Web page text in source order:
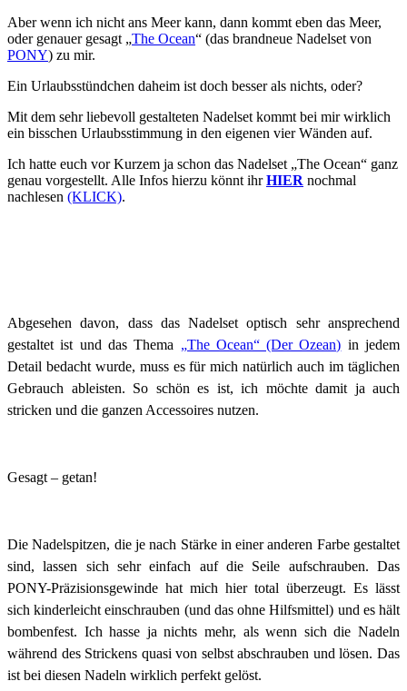
Aber wenn ich nicht ans Meer kann, dann kommt eben das Meer,
oder genauer gesagt „The Ocean“ (das brandneue Nadelset von
PONY) zu mir.
Ein Urlaubsstündchen daheim ist doch besser als nichts, oder?
Mit dem sehr liebevoll gestalteten Nadelset kommt bei mir wirklich
ein bisschen Urlaubsstimmung in den eigenen vier Wänden auf.
Ich hatte euch vor Kurzem ja schon das Nadelset „The Ocean“ ganz
genau vorgestellt. Alle Infos hierzu könnt ihrHIER nochmal
nachlesen (KLICK).
Abgesehen davon, dass das Nadelset optisch sehr ansprechend
gestaltet ist und das Thema „The Ocean“ (Der Ozean) in jedem
Detail bedacht wurde, muss es für mich natürlich auch im täglichen
Gebrauch ableisten. So schön es ist, ich möchte damit ja auch
stricken und die ganzen Accessoires nutzen.
Gesagt – getan!
Die Nadelspitzen, die je nach Stärke in einer anderen Farbe gestaltet
sind, lassen sich sehr einfach auf die Seile aufschrauben. Das
PONY-Präzisionsgewinde hat mich hier total überzeugt. Es lässt
sich kinderleicht einschrauben (und das ohne Hilfsmittel) und es hält
bombenfest. Ich hasse ja nichts mehr, als wenn sich die Nadeln
während des Strickens quasi von selbst abschrauben und lösen. Das
ist bei diesen Nadeln wirklich perfekt gelöst.